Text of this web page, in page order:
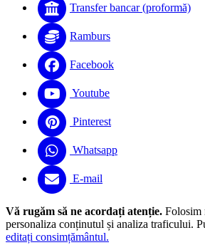
Transfer bancar (proformă)
Ramburs
Facebook
Youtube
Pinterest
Whatsapp
E-mail
Vă rugăm să ne acordați atenție. Folosim
personaliza conținutul și analiza traficului.
editați consimțământul.